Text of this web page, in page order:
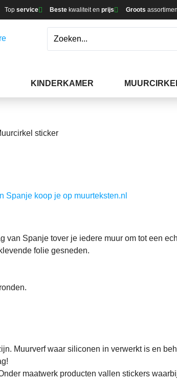
Top service Beste kwaliteit en prijs Groots
KINDERKAMER
sticker
van Spanje tover je iedere muur om tot een
folie gesneden.
Muurverf waar siliconen in verwerkt is en
maatwerk producten vallen stickers